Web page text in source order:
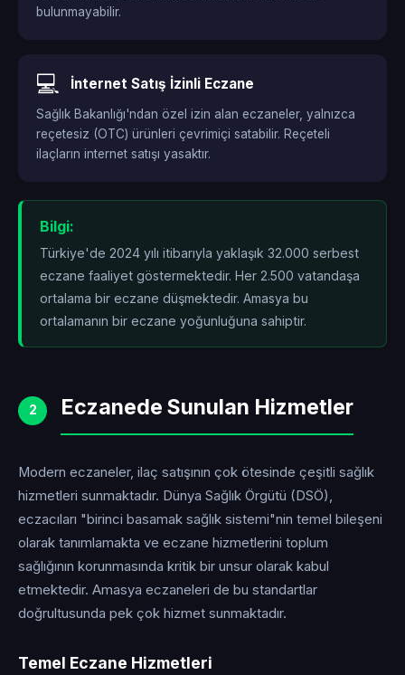
bulunmayabilir.
💻 İnternet Satış İzinli Eczane
Sağlık Bakanlığı'ndan özel izin alan eczaneler, yalnızca
reçetesiz (OTC) ürünleri çevrimiçi satabilir. Reçeteli
ilaçların internet satışı yasaktır.
Bilgi:
Türkiye'de 2024 yılı itibarıyla yaklaşık 32.000 serbest
eczane faaliyet göstermektedir. Her 2.500 vatandaşa
ortalama bir eczane düşmektedir. Amasya bu
ortalamanın bir eczane yoğunluğuna sahiptir.
2 Eczanede Sunulan Hizmetler
Modern eczaneler, ilaç satışının çok ötesinde çeşitli sağlık
hizmetleri sunmaktadır. Dünya Sağlık Örgütü (DSÖ),
eczacıları "birinci basamak sağlık sistemi"nin temel bileşeni
olarak tanımlamakta ve eczane hizmetlerini toplum
sağlığının korunmasında kritik bir unsur olarak kabul
etmektedir. Amasya eczaneleri de bu standartlar
doğrultusunda pek çok hizmet sunmaktadır.
Temel Eczane Hizmetleri